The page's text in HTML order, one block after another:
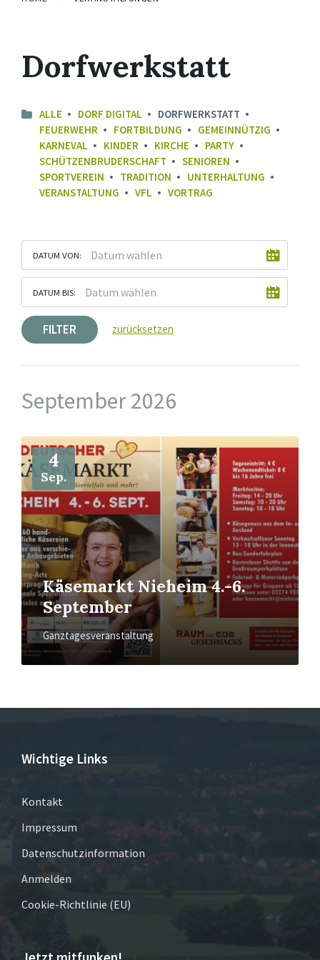
Dorfwerkstatt
ALLE DORF DIGITAL
DORFWERKSTATT
FEUERWEHR
FORTBILDUNG
GEMEINNÜTZIG
KARNEVAL
KINDER KIRCHE
PARTY
SCHÜTZENBRUDERSCHAFT
SENIOREN
SPORTVEREIN
TRADITION
UNTERHALTUNG
VERANSTALTUNG
VFL VORTRAG
DATUM VON:
DATUM BIS:
FILTER zurücksetzen
September 2026
4
Sep.
Käsemarkt Nieheim 4.-6.
September
Ganztagesveranstaltung
Mehr
Wichtige Links
Kontakt
Impressum
Datenschutzinformation
Anmelden
Cookie-Richtlinie (EU)